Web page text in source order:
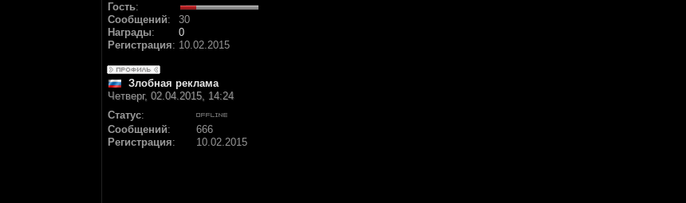
Гость:
Сообщений:
30
Награды:
0
Регистрация: 10.02.2015
Злобная реклама
Четверг, 02.04.2015, 14:24
Статус:
Сообщений:
666
Регистрация: 10.02.2015